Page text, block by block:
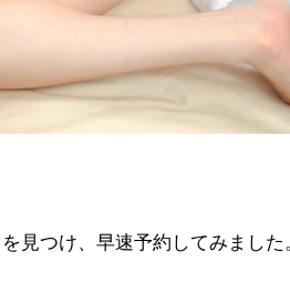
を見つけ、 早速予約してみました